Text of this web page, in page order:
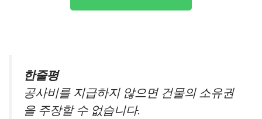
한줄평
공사비를 지급하지 않으면 건물의 소유권
을 주장할 수 없습니다.